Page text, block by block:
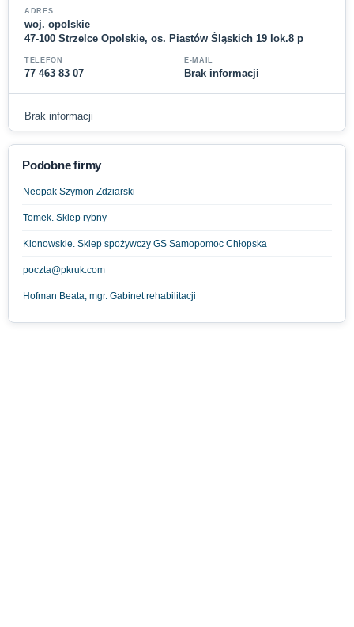
ADRES
woj. opolskie
47-100 Strzelce Opolskie, os. Piastów Śląskich 19 lok.8 p
TELEFON
77 463 83 07
E-MAIL
Brak informacji
Brak informacji
Podobne firmy
Neopak Szymon Zdziarski
Tomek. Sklep rybny
Klonowskie. Sklep spożywczy GS Samopomoc Chłopska
poczta@pkruk.com
Hofman Beata, mgr. Gabinet rehabilitacji